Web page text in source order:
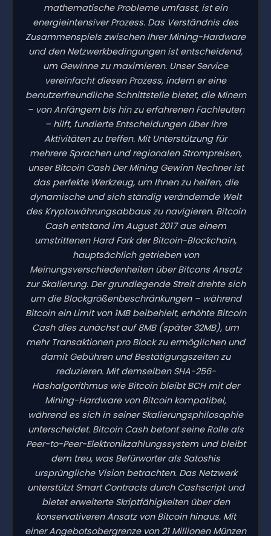
mathematische Probleme umfasst, ist ein
energieintensiver Prozess. Das Verständnis des
Zusammenspiels zwischen Ihrer Mining-Hardware
und den Netzwerkbedingungen ist entscheidend,
um Gewinne zu maximieren. Unser Service
vereinfacht diesen Prozess, indem er eine
benutzerfreundliche Schnittstelle bietet, die Minern
– von Anfängern bis hin zu erfahrenen Fachleuten
– hilft, fundierte Entscheidungen über ihre
Aktivitäten zu treffen. Mit Unterstützung für
mehrere Sprachen und regionalen Strompreisen,
unser Bitcoin Cash Der Mining Gewinn Rechner ist
das perfekte Werkzeug, um Ihnen zu helfen, die
dynamische und sich ständig verändernde Welt
des Kryptowährungsabbaus zu navigieren. Bitcoin
Cash entstand im August 2017 aus einem
umstrittenen Hard Fork der Bitcoin-Blockchain,
hauptsächlich getrieben von
Meinungsverschiedenheiten über Bitcons Ansatz
zur Skalierung. Der grundlegende Streit drehte sich
um die Blockgrößenbeschränkungen – während
Bitcoin ein Limit von 1MB beibehielt, erhöhte Bitcoin
Cash dies zunächst auf 8MB (später 32MB), um
mehr Transaktionen pro Block zu ermöglichen und
damit Gebühren und Bestätigungszeiten zu
reduzieren. Mit demselben SHA-256-
Hashalgorithmus wie Bitcoin bleibt BCH mit der
Mining-Hardware von Bitcoin kompatibel,
während es sich in seiner Skalierungsphilosophie
unterscheidet. Bitcoin Cash betont seine Rolle als
Peer-to-Peer-Elektronikzahlungssystem und bleibt
dem treu, was Befürworter als Satoshis
ursprüngliche Vision betrachten. Das Netzwerk
unterstützt Smart Contracts durch Cashscript und
bietet erweiterte Skriptfähigkeiten über den
konservativeren Ansatz von Bitcoin hinaus. Mit
einer Angebotsobergrenze von 21 Millionen Münzen